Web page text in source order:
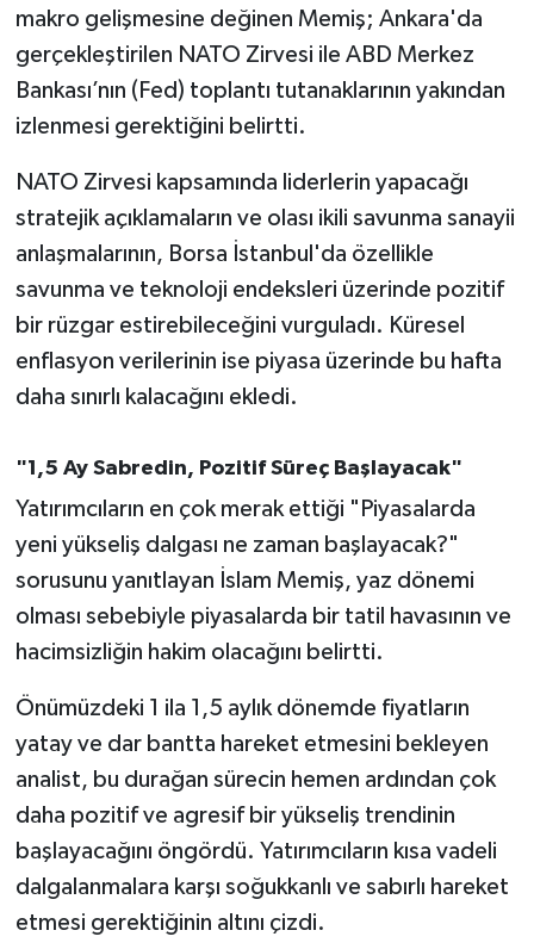
makro gelişmesine değinen Memiş; Ankara'da
gerçekleştirilen NATO Zirvesi ile ABD Merkez
Bankası’nın (Fed) toplantı tutanaklarının yakından
izlenmesi gerektiğini belirtti.
NATO Zirvesi kapsamında liderlerin yapacağı
stratejik açıklamaların ve olası ikili savunma sanayii
anlaşmalarının, Borsa İstanbul'da özellikle
savunma ve teknoloji endeksleri üzerinde pozitif
bir rüzgar estirebileceğini vurguladı. Küresel
enflasyon verilerinin ise piyasa üzerinde bu hafta
daha sınırlı kalacağını ekledi.
"1,5 Ay Sabredin, Pozitif Süreç Başlayacak"
Yatırımcıların en çok merak ettiği "Piyasalarda
yeni yükseliş dalgası ne zaman başlayacak?"
sorusunu yanıtlayan İslam Memiş, yaz dönemi
olması sebebiyle piyasalarda bir tatil havasının ve
hacimsizliğin hakim olacağını belirtti.
Önümüzdeki 1 ila 1,5 aylık dönemde fiyatların
yatay ve dar bantta hareket etmesini bekleyen
analist, bu durağan sürecin hemen ardından çok
daha pozitif ve agresif bir yükseliş trendinin
başlayacağını öngördü. Yatırımcıların kısa vadeli
dalgalanmalara karşı soğukkanlı ve sabırlı hareket
etmesi gerektiğinin altını çizdi.